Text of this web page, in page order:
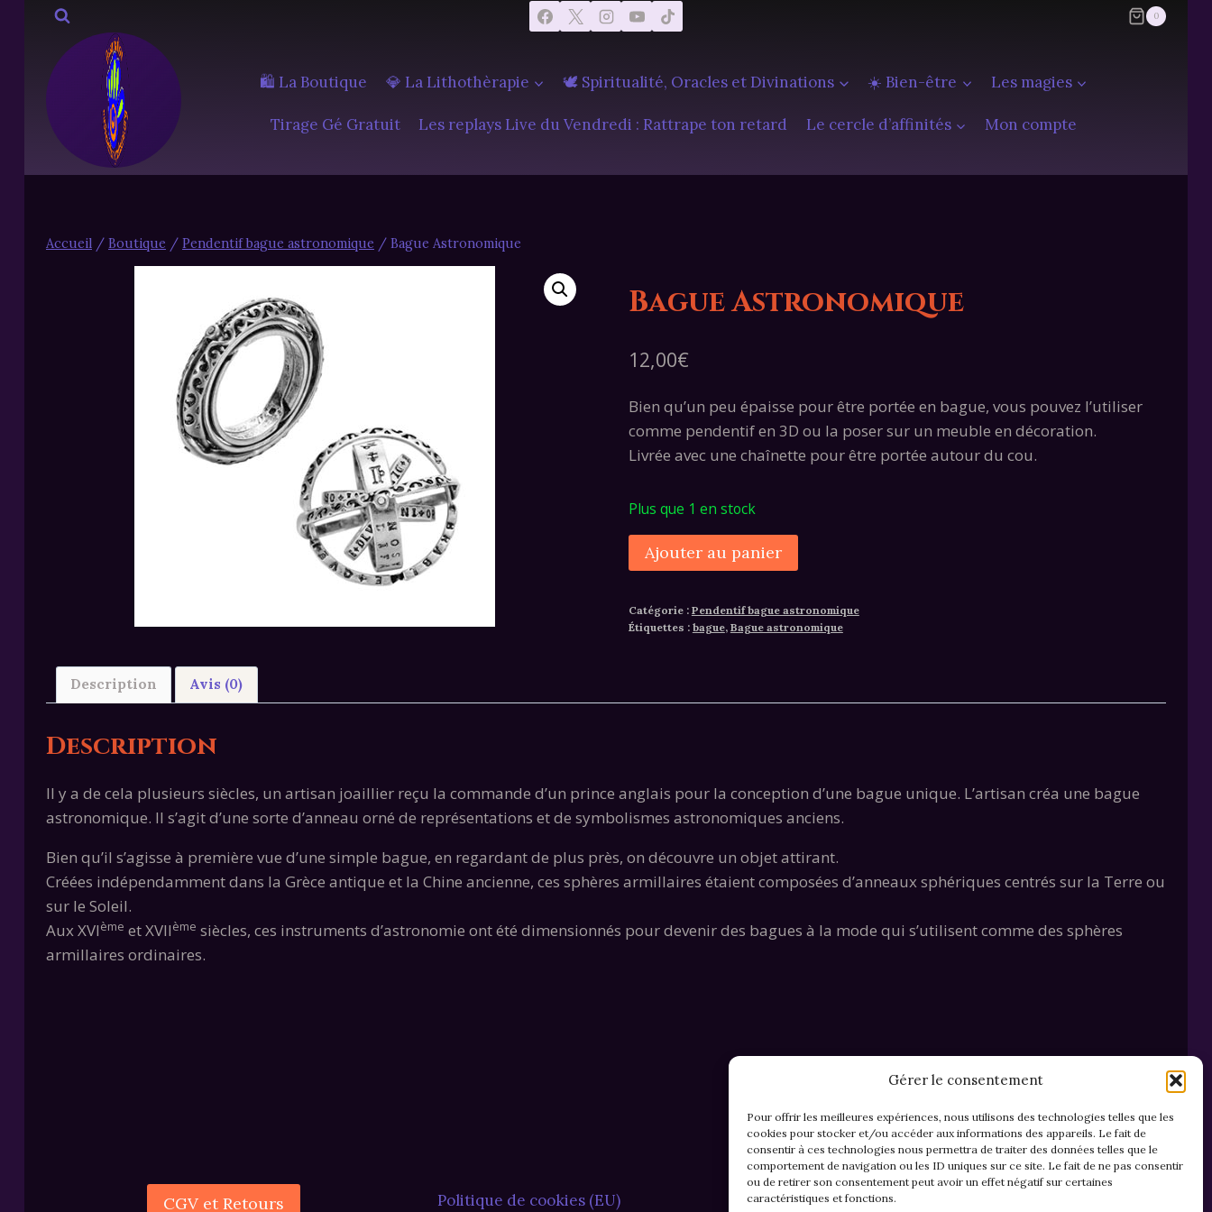
Gérer le consentement
Pour offrir les meilleures expériences, nous utilisons des technologies telles que les
cookies pour stocker et/ou accéder aux informations des appareils. Le fait de
consentir à ces technologies nous permettra de traiter des données telles que le
comportement de navigation ou les ID uniques sur ce site. Le fait de ne pas consentir
ou de retirer son consentement peut avoir un effet négatif sur certaines
caractéristiques et fonctions.
Aller
contenu
0
🛍️ La Boutique 💎 La Lithothèrapie 🕊️ Spiritualité, Oracles et Divinations ☀️ Bien-être Les magies
Tirage Gé Gratuit Les replays Live du Vendredi : Rattrape ton retard Le cercle d’affinités Mon compte
Accueil / Boutique / Pendentif bague astronomique / Bague Astronomique
Bague Astronomique
12,00€
Bien qu’un peu épaisse pour être portée en bague, vous pouvez l’utiliser
comme pendentif en 3D ou la poser sur un meuble en décoration.
Livrée avec une chaînette pour être portée autour du cou.
Plus que 1 en stock
quantité
de
Astronomique
Ajouter au panier
Catégorie : Pendentif bague astronomique
Étiquettes : bague, Bague astronomique
Description Avis (0)
Description
Il y a de cela plusieurs siècles, un artisan joaillier reçu la commande d’un prince anglais pour la conception d’une bague unique. L’artisan créa une bague
astronomique. Il s’agit d’une sorte d’anneau orné de représentations et de symbolismes astronomiques anciens.
Bien qu’il s’agisse à première vue d’une simple bague, en regardant de plus près, on découvre un objet attirant.
Créées indépendamment dans la Grèce antique et la Chine ancienne, ces sphères armillaires étaient composées d’anneaux sphériques centrés sur la Terre ou
sur le Soleil.
Aux XVIème et XVIIème siècles, ces instruments d’astronomie ont été dimensionnés pour devenir des bagues à la mode qui s’utilisent comme des sphères
armillaires ordinaires.
CGV et Retours Politique de cookies (EU) Mentions légales & confidentialité